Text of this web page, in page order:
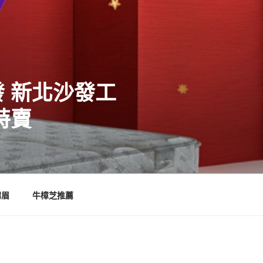
新北沙發工
賣
牛樟芝推薦